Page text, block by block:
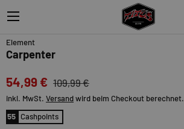
Menü
50%
Element
Carpenter
54,99 € 109,99 €
inkl. MwSt. Versandwird beim Checkout berechnet.
55 Cashpoints